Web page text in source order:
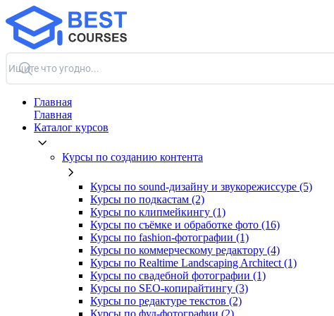
Главная
Главная
Каталог курсов
Курсы по созданию контента
Курсы по sound-дизайну и звукорежиссуре (5)
Курсы по подкастам (2)
Курсы по клипмейкингу (1)
Курсы по съёмке и обработке фото (16)
Курсы по fashion-фотографии (1)
Курсы по коммерческому редактору (4)
Курсы по Realtime Landscaping Architect (1)
Курсы по свадебной фотографии (1)
Курсы по SEO-копирайтингу (3)
Курсы по редактуре текстов (2)